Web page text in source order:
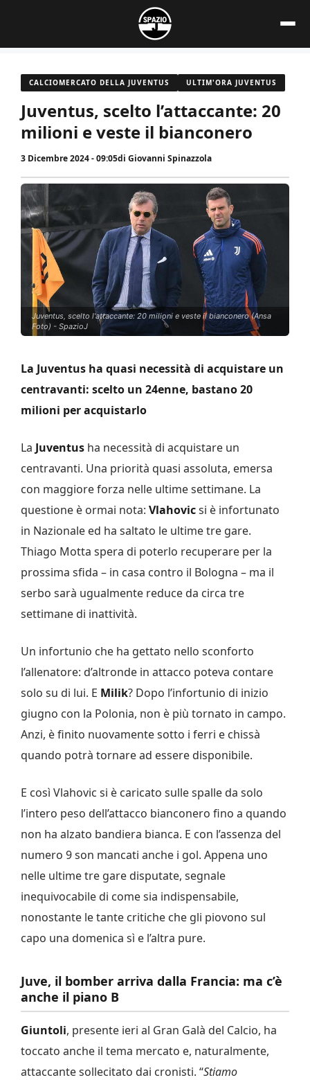
contenuto
CALCIOMERCATO DELLA JUVENTUS ULTIM'ORA JUVENTUS
Juventus, scelto l’attaccante: 20
milioni e veste il bianconero
3 Dicembre 2024 - 09:05di Giovanni Spinazzola
Juventus, scelto l'attaccante: 20 milioni e veste il bianconero (Ansa
Foto) - SpazioJ
La Juventus ha quasi necessità di acquistare un
centravanti: scelto un 24enne, bastano 20
milioni per acquistarlo
La Juventus ha necessità di acquistare un
centravanti. Una priorità quasi assoluta, emersa
con maggiore forza nelle ultime settimane. La
questione è ormai nota: Vlahovicsi è infortunato
in Nazionale ed ha saltato le ultime tre gare.
Thiago Motta spera di poterlo recuperare per la
prossima sfida – in casa contro il Bologna – ma il
serbo sarà ugualmente reduce da circa tre
settimane di inattività.
Un infortunio che ha gettato nello sconforto
l’allenatore: d’altronde in attacco poteva contare
solo su di lui. E Milik? Dopo l’infortunio di inizio
giugno con la Polonia, non è più tornato in campo.
Anzi, è finito nuovamente sotto i ferri e chissà
quando potrà tornare ad essere disponibile.
E così Vlahovic si è caricato sulle spalle da solo
l’intero peso dell’attacco bianconero fino a quando
non ha alzato bandiera bianca. E con l’assenza del
numero 9 son mancati anche i gol. Appena uno
nelle ultime tre gare disputate, segnale
inequivocabile di come sia indispensabile,
nonostante le tante critiche che gli piovono sul
capo una domenica sì e l’altra pure.
Juve, il bomber arriva dalla Francia: ma c’è
anche il piano B
Giuntoli, presente ieri al Gran Galà del Calcio, ha
toccato anche il tema mercato e, naturalmente,
attaccante sollecitato dai cronisti. “Stiamo